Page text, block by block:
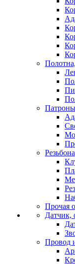
Патроны
Прочая
Датчик,
Провод